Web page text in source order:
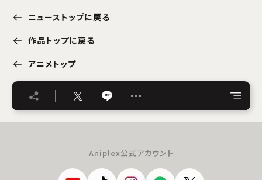
ニューストップに戻る
作品トップに戻る
アニメトップ
…
Aniplex公式アカウント